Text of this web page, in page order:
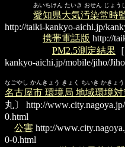
あいちけん たいき おせん じょう
愛知県大気汚染常時
http://taiki-kankyo-aichi.jp/
携帯電話版 http://
PM2.5測定結果
kankyo-aichi.jp/mobile/jiho/
なごやし かんきょう きょく ちいき かきょ
名古屋市 環境局 地域環境対
丸〕
http://
0.html
公害 http://
0-0.html